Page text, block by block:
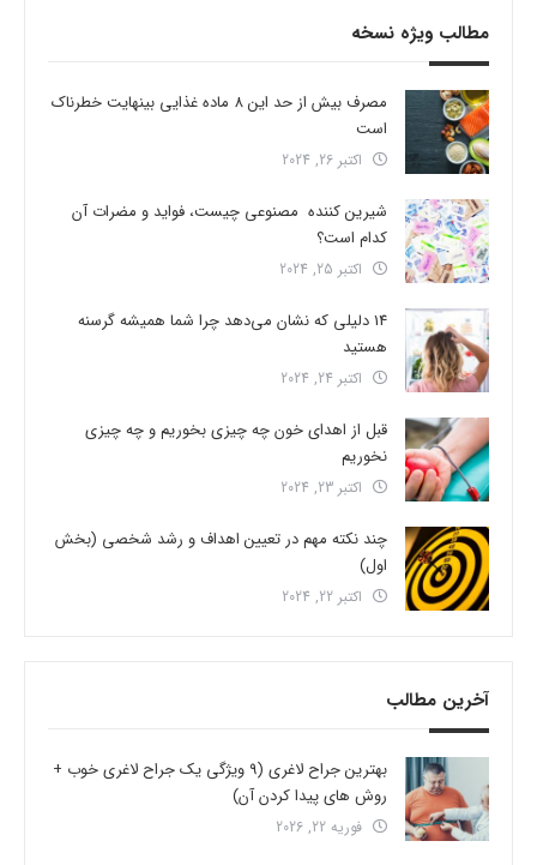
مطالب ویژه نسخه
مصرف بیش از حد این 8 ماده غذایی بینهایت خطرناک
است
اکتبر 26, 2024
شیرین کننده مصنوعی چیست، فواید و مضرات آن
کدام است؟
اکتبر 25, 2024
14 دلیلی که نشان می‌دهد چرا شما همیشه گرسنه
هستید
اکتبر 24, 2024
قبل از اهدای خون چه چیزی بخوریم و چه چیزی
نخوریم
اکتبر 23, 2024
چند نکته مهم در تعیین اهداف و رشد شخصی (بخش
اول)
اکتبر 22, 2024
آخرین مطالب
بهترین جراح لاغری (9 ویژگی یک جراح لاغری خوب +
روش های پیدا کردن آن)
فوریه 22, 2026